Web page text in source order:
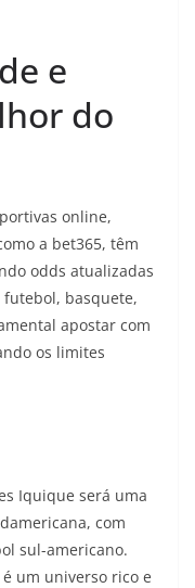
e
do
online,
a bet365, têm
odds atualizadas
futebol, basquete,
apostar com
os limites
Iquique será uma
com
sul-americano.
um universo rico e